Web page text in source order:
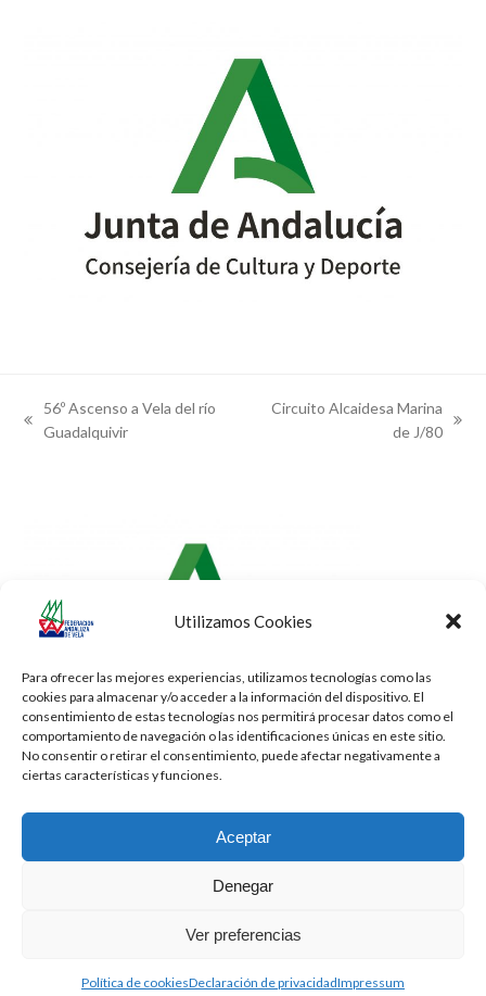
Utilizamos Cookies
Para ofrecer las mejores experiencias, utilizamos tecnologías como las
cookies para almacenar y/o acceder a la información del dispositivo. El
consentimiento de estas tecnologías nos permitirá procesar datos como el
comportamiento de navegación o las identificaciones únicas en este sitio.
No consentir o retirar el consentimiento, puede afectar negativamente a
ciertas características y funciones.
Aceptar
Denegar
Ver preferencias
Política de cookiesDeclaración de privacidadImpressum
previous
56º Ascenso a Vela del río
Guadalquivir
Circuito Alcaidesa Marina
de J/80
Todos los derechos reservados -Privacidad